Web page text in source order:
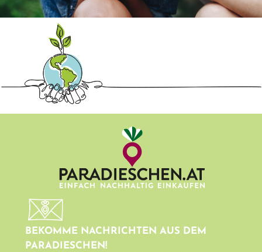
BEKOMME NACHRICHTEN AUS DEM
PARADIESCHEN!